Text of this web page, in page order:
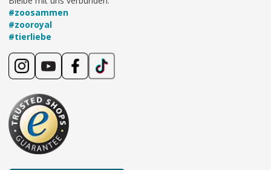
#zoosammen
#zooroyal
#tierliebe